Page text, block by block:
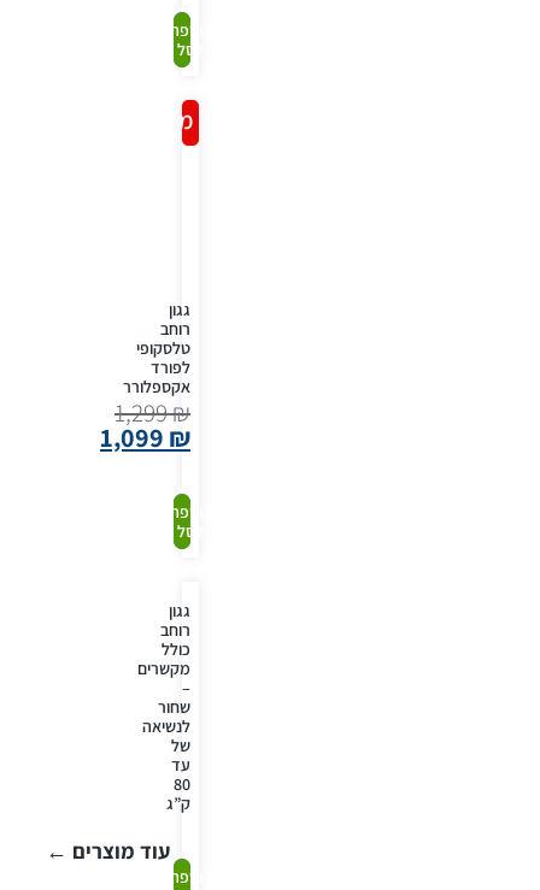
קנה
עכשיו
הוספה
לסל
גגון
רוחב
טלסקופי
לפורד
אקספלורר
1,299₪
1,099 ₪
קנה
עכשיו
הוספה
לסל
מבצע!
גגון
רוחב
כולל
מקשרים
–
שחור
לנשיאה
של
עד
80
ק”ג
קנה
הוספה
עוד מוצרים ←